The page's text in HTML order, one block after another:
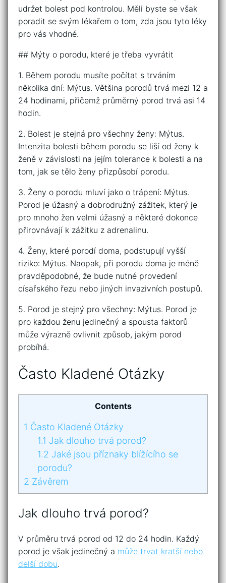
udržet bolest pod kontrolou. Měli byste se však
poradit se svým lékařem o tom, zda jsou tyto léky
pro vás vhodné.
## Mýty o porodu, které je třeba vyvrátit
1. Během porodu musíte počítat s trváním
několika dní: Mýtus. Většina porodů trvá mezi 12 a
24 hodinami, přičemž průměrný porod trvá asi 14
hodin.
2. Bolest je stejná pro všechny ženy: Mýtus.
Intenzita bolesti během porodu se liší od ženy k
ženě v závislosti na jejím tolerance k bolesti a na
tom, jak se tělo ženy přizpůsobí porodu.
3. Ženy o porodu mluví jako o trápení: Mýtus.
Porod je úžasný a dobrodružný zážitek, který je
pro mnoho žen velmi úžasný a některé dokonce
přirovnávají k zážitku z adrenalinu.
4. Ženy, které porodí doma, podstupují vyšší
riziko: Mýtus. Naopak, při porodu doma je méně
pravděpodobné, že bude nutné provedení
císařského řezu nebo jiných invazivních postupů.
5. Porod je stejný pro všechny: Mýtus. Porod je
pro každou ženu jedinečný a spousta faktorů
může výrazně ovlivnit způsob, jakým porod
probíhá.
Často Kladené Otázky
Contents
1 Často Kladené Otázky
1.1 Jak dlouho trvá porod?
1.2 Jaké jsou příznaky blížícího se
porodu?
2 Závěrem
Jak dlouho trvá porod?
V průměru trvá porod od 12 do 24 hodin. Každý
porod je však jedinečný a může trvat kratší nebo
delší dobu.